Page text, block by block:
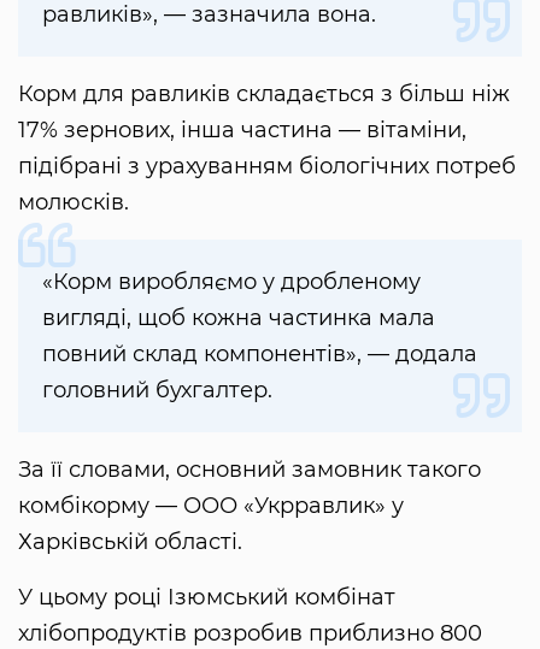
равликів», — зазначила вона.
Корм для равликів складається з більш ніж
17% зернових, інша частина — вітаміни,
підібрані з урахуванням біологічних потреб
молюсків.
«Корм виробляємо у дробленому
вигляді, щоб кожна частинка мала
повний склад компонентів», — додала
головний бухгалтер.
За її словами, основний замовник такого
комбікорму — ООО «Укрравлик» у
Харківській області.
У цьому році Ізюмський комбінат
хлібопродуктів розробив приблизно 800